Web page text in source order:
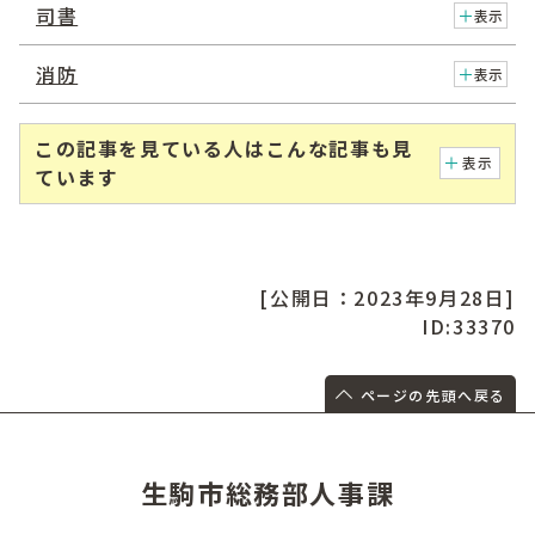
司書 表示
消防 表示
この記事を見ている人はこんな記事も見
ています
表示
[公開日：2023年9月28日]
ID:33370
ページの先頭へ戻る
生駒市総務部人事課